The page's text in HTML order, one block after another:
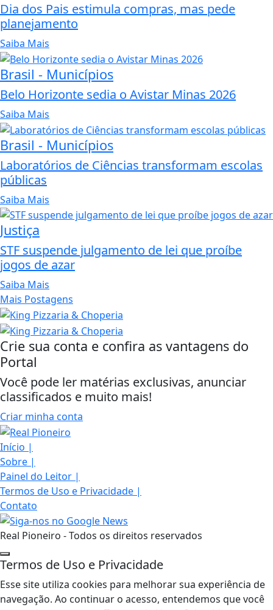
Dia dos Pais estimula compras, mas pede
planejamento
Saiba Mais
Brasil - Municípios
Belo Horizonte sedia o Avistar Minas 2026
Saiba Mais
Brasil - Municípios
Laboratórios de Ciências transformam escolas
públicas
Saiba Mais
Justiça
STF suspende julgamento de lei que proíbe
jogos de azar
Saiba Mais
Mais Postagens
Crie sua conta e confira as vantagens do
Portal
Você pode ler matérias exclusivas, anunciar
classificados e muito mais!
Criar minha conta
Início |
Sobre |
Painel do Leitor |
Termos de Uso e Privacidade |
Contato
Real Pioneiro - Todos os direitos reservados
Termos de Uso e Privacidade
Esse site utiliza cookies para melhorar sua experiência de
navegação. Ao continuar o acesso, entendemos que você